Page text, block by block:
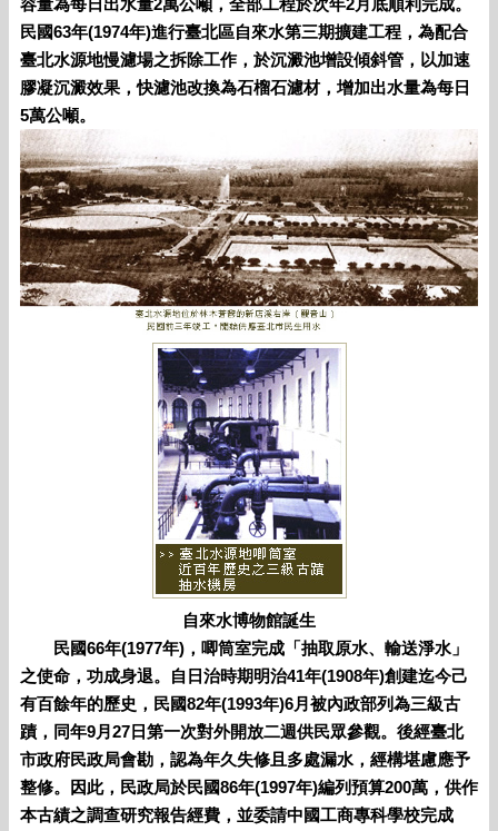
容量為每日出水量2萬公噸，全部工程於次年2月底順利完成。
民國63年(1974年)進行臺北區自來水第三期擴建工程，為配合
臺北水源地慢濾場之拆除工作，於沉澱池增設傾斜管，以加速
膠凝沉澱效果，快濾池改換為石榴石濾材，增加出水量為每日
5萬公噸。
自來水博物館誕生
民國66年(1977年)，唧筒室完成「抽取原水、輸送淨水」
之使命，功成身退。自日治時期明治41年(1908年)創建迄今己
有百餘年的歷史，民國82年(1993年)6月被內政部列為三級古
蹟，同年9月27日第一次對外開放二週供民眾參觀。後經臺北
市政府民政局會勘，認為年久失修且多處漏水，經構堪慮應予
整修。因此，民政局於民國86年(1997年)編列預算200萬，供作
本古績之調查研究報告經費，並委請中國工商專科學校完成